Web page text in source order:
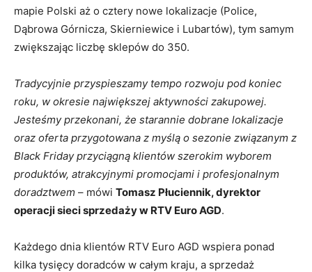
mapie Polski aż o cztery nowe lokalizacje (Police,
Dąbrowa Górnicza, Skierniewice i Lubartów), tym samym
zwiększając liczbę sklepów do 350.
Tradycyjnie przyspieszamy tempo rozwoju pod koniec
roku, w okresie największej aktywności zakupowej.
Jesteśmy przekonani, że starannie dobrane lokalizacje
oraz oferta przygotowana z myślą o sezonie związanym z
Black Friday przyciągną klientów szerokim wyborem
produktów, atrakcyjnymi promocjami i profesjonalnym
doradztwem – mówi Tomasz Płuciennik, dyrektor
operacji sieci sprzedaży w RTV Euro AGD.
Każdego dnia klientów RTV Euro AGD wspiera ponad
kilka tysięcy doradców w całym kraju, a sprzedaż